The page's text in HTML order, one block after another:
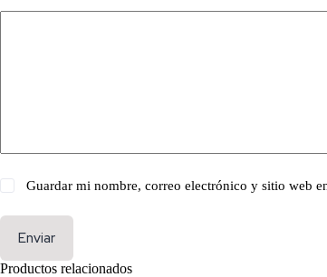
Guardar mi nombre, correo electrónico y sitio web
Enviar
Productos relacionados